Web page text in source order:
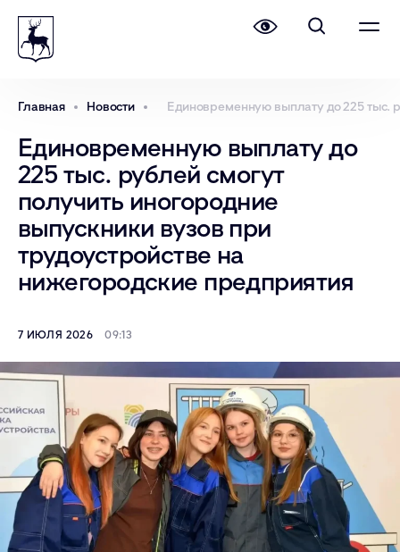
Главная Новости Единовременную выплату до 225 тыс.
Единовременную выплату до
225 тыс. рублей смогут
получить иногородние
выпускники вузов при
трудоустройстве на
нижегородские предприятия
7 ИЮЛЯ 2026 09:13